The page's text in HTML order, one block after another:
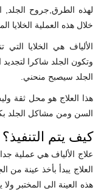
لهذه الطرق,جروح الجلد,
خلال هذه العملية الخلايا
الألياف هي الخلايا التي
وتكون الجلد شاكرا لتجديد
الجلد سيصبح منحني.
هذا العلاج هو محل ثقة
السن ومن مشاكل الجلد
كيف يتم التنفيذ؟
علاج الألياف هي عملية
هذه العينة الى المختبر ولا